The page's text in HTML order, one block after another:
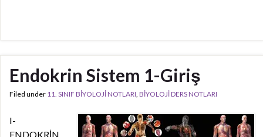
Endokrin Sistem 1-Giriş
Filed under 11. SINIF BİYOLOJİ NOTLARI BİYOLOJİ DERS NOTLARI
I-
ENDOKRİN